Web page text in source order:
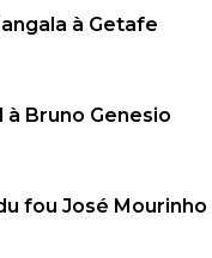
à Getafe
Bruno Genesio
fou José Mourinho